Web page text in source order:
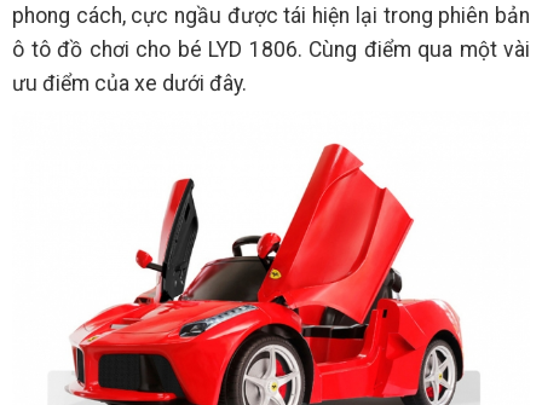
phong cách, cực ngầu được tái hiện lại trong phiên bản
ô tô đồ chơi cho bé LYD 1806. Cùng điểm qua một vài
ưu điểm của xe dưới đây.